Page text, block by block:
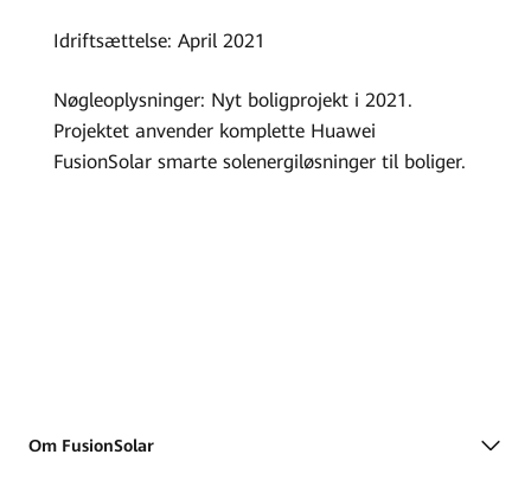
Idriftsættelse: April 2021
Nøgleoplysninger: Nyt boligprojekt i 2021.
Projektet anvender komplette Huawei
FusionSolar smarte solenergiløsninger til boliger.
Om FusionSolar